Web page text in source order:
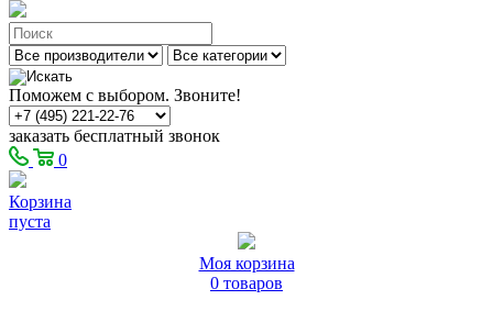
Поможем с выбором. Звоните!
заказать бесплатный звонок
0
Корзина
пуста
Моя корзина
0 товаров